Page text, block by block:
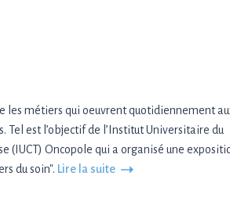
les métiers qui oeuvrent quotidiennement
Tel est l’objectif de l’Institut Universitaire du
(IUCT) Oncopole qui a organisé une
du soin". Lire la suite